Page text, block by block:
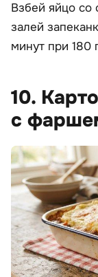
Взбей яйцо со
залей
минут при 180
10.
с